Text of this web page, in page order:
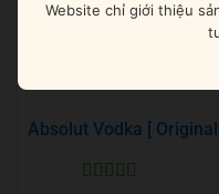
Absolut Vodka [ Original
Website chỉ giới thiệu